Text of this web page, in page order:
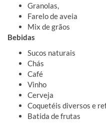
Granolas,
Farelo de aveia
Mix de grãos
Bebidas
Sucos naturais
Chás
Café
Vinho
Cerveja
Coquetéis diversos e
Batida de frutas